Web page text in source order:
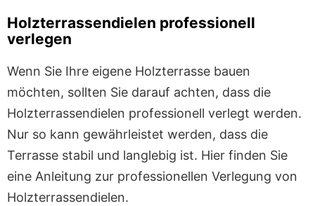
Holzterrassendielen professionell
verlegen
Wenn Sie Ihre eigene Holzterrasse bauen
möchten, sollten Sie darauf achten, dass die
Holzterrassendielen professionell verlegt werden.
Nur so kann gewährleistet werden, dass die
Terrasse stabil und langlebig ist. Hier finden Sie
eine Anleitung zur professionellen Verlegung von
Holzterrassendielen.